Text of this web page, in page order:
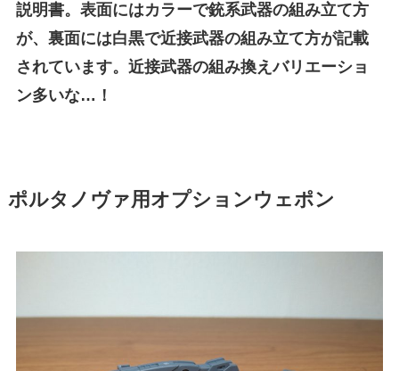
説明書。表面にはカラーで銃系武器の組み立て方
が、裏面には白黒で近接武器の組み立て方が記載
されています。近接武器の組み換えバリエーショ
ン多いな…！
ポルタノヴァ用オプションウェポン